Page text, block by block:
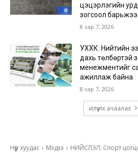
цэцэрлэгийн
зогсоол барьжээ
8 сар 7, 2026
УХХК: Нийтийн
дахь төлбөртэй
менежментийг
ажиллаж байна
8 сар 7, 2026
илүү их ачаалах